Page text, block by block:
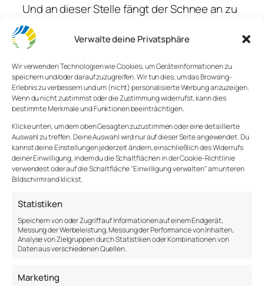
Verwalte deine Privatsphäre
Wir verwenden Technologien wie Cookies, um Geräteinformationen zu
speichern und/oder darauf zuzugreifen. Wir tun dies, um das Browsing-
Erlebnis zu verbessern und um (nicht) personalisierte Werbung anzuzeigen.
Wenn du nicht zustimmst oder die Zustimmung widerrufst, kann dies
bestimmte Merkmale und Funktionen beeinträchtigen.
Klicke unten, um dem oben Gesagten zuzustimmen oder eine detaillierte
Auswahl zu treffen. Deine Auswahl wird nur auf dieser Seite angewendet. Du
kannst deine Einstellungen jederzeit ändern, einschließlich des Widerrufs
deiner Einwilligung, indem du die Schaltflächen in der Cookie-Richtlinie
verwendest oder auf die Schaltfläche "Einwilligung verwalten" am unteren
Bildschirmrand klickst.
Statistiken
Speichern von oder Zugriff auf Informationen auf einem Endgerät,
Messung der Werbeleistung, Messung der Performance von Inhalten,
Analyse von Zielgruppen durch Statistiken oder Kombinationen von
Daten aus verschiedenen Quellen.
Marketing
Und an dieser Stelle fängt der Schnee an zu
schmelzen… Ich bin immer wieder
verwundert, dass das Gespräch über
Selbstreflexion die wenigsten dazu bringt,
sich selbst zu reflektieren. Vor allem finde
ich erstaunlich, wie unreflektiert manchmal
diejenigen sind, die über Selbstreflexion
sprechen.
Ist das aber nicht genau das Problem, dass
statt sich selbst zu reflektieren, man die
mangelnde Selbstreflexion der anderen
kritisiert. Keiner sollte sich von der
anderen zeigen.
Alltagspsychologie